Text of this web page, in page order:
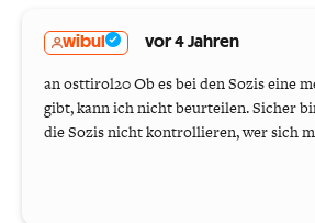
wibul vor 4 Jahren
an osttirol20 Ob es bei den Sozis eine
gibt, kann ich nicht beurteilen. Sicher
die Sozis nicht kontrollieren, wer sich